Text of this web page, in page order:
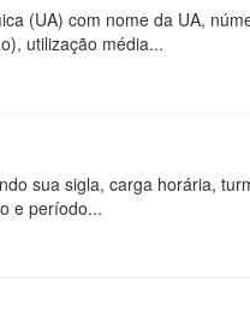
(UA) com nome da UA,
utilização média...
sua sigla, carga horária,
e período...